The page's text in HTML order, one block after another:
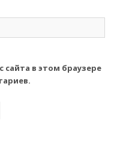
сайта в этом браузере